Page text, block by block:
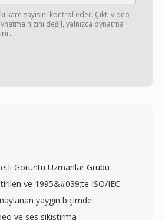
kare sayısını kontrol eder. Çıktı video
hızını değil, yalnızca oynatma
Görüntü Uzmanlar Grubu
ve 1995&#039;te ISO/IEC
yaygın biçimde
ve ses sıkıştırma